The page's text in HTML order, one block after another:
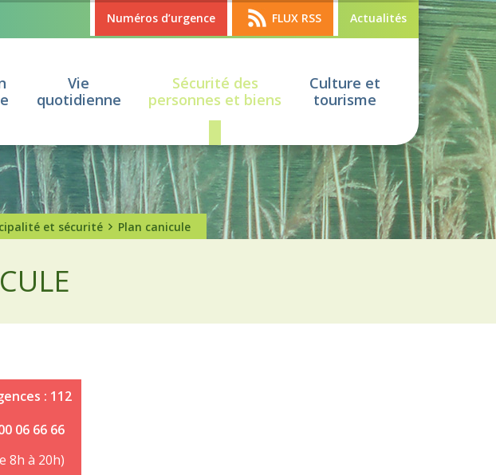
Numéros d’urgence FLUX RSS Actualités
Vie
quotidienne
Sécurité des
personnes et biens
Culture et
tourisme
et sécurité Plan canicule
: 112
06 66 66
8h à 20h)